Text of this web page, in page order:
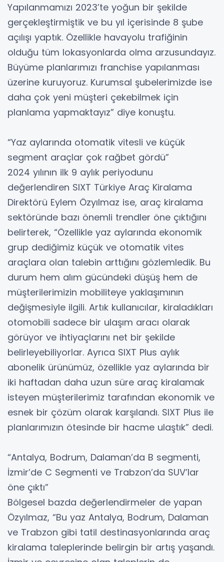
Yapılanmamızı 2023’te yoğun bir şekilde
gerçekleştirmiştik ve bu yıl içerisinde 8 şube
açılışı yaptık. Özellikle havayolu trafiğinin
olduğu tüm lokasyonlarda olma arzusundayız.
Büyüme planlarımızı franchise yapılanması
üzerine kuruyoruz. Kurumsal şubelerimizde ise
daha çok yeni müşteri çekebilmek için
planlama yapmaktayız” diye konuştu.
“Yaz aylarında otomatik vitesli ve küçük
segment araçlar çok rağbet gördü”
2024 yılının ilk 9 aylık periyodunu
değerlendiren SIXT Türkiye Araç Kiralama
Direktörü Eylem Özyılmaz ise, araç kiralama
sektöründe bazı önemli trendler öne çıktığını
belirterek, “Özellikle yaz aylarında ekonomik
grup dediğimiz küçük ve otomatik vites
araçlara olan talebin arttığını gözlemledik. Bu
durum hem alım gücündeki düşüş hem de
müşterilerimizin mobiliteye yaklaşımının
değişmesiyle ilgili. Artık kullanıcılar, kiraladıkları
otomobili sadece bir ulaşım aracı olarak
görüyor ve ihtiyaçlarını net bir şekilde
belirleyebiliyorlar. Ayrıca SIXT Plus aylık
abonelik ürünümüz, özellikle yaz aylarında bir
iki haftadan daha uzun süre araç kiralamak
isteyen müşterilerimiz tarafından ekonomik ve
esnek bir çözüm olarak karşılandı. SIXT Plus ile
planlarımızın ötesinde bir hacme ulaştık” dedi.
“Antalya, Bodrum, Dalaman’da B segmenti,
İzmir’de C Segmenti ve Trabzon’da SUV’lar
öne çıktı”
Bölgesel bazda değerlendirmeler de yapan
Özyılmaz, “Bu yaz Antalya, Bodrum, Dalaman
ve Trabzon gibi tatil destinasyonlarında araç
kiralama taleplerinde belirgin bir artış yaşandı.